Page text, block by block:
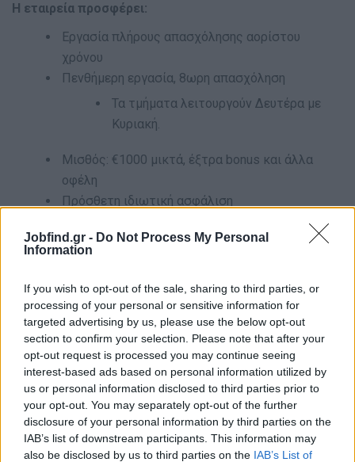
Jobfind.gr - Do Not Process My Personal
Information
If you wish to opt-out of the sale, sharing to third parties, or
processing of your personal or sensitive information for
targeted advertising by us, please use the below opt-out
section to confirm your selection. Please note that after your
opt-out request is processed you may continue seeing
interest-based ads based on personal information utilized by
us or personal information disclosed to third parties prior to
your opt-out. You may separately opt-out of the further
disclosure of your personal information by third parties on the
IAB’s list of downstream participants. This information may
also be disclosed by us to third parties on the IAB’s List of
Η εταιρεία προσφέρει:
Εργασία πλήρους απασχόλησης αορίστου
χρόνου
Πενθήμερη εργασία, 8ωρη απασχόληση
Τα τμήματα λειτουργούν Δευτέρα με
Κυριακή.
Μισθός: €1000 μικτά, έξτρα bonus και άλλα
οφέλη
Πρόσθετη ιδιωτική ασφάλιση
*Τοποθεσία: Κέντρο Αθήνας - Άμεσα προσβάσιμο με τα
Για περισσότερες πληροφορίες μπορείτε να
επικοινωνείτε στο
2310 326664
Σας ενδιαφέρει η θέση;
Μπορείτε να αποστείλετε το βιογραφικό σας στο
cv@jobfind.gr
αναφέροντας στο θέμα "Γαλλόφωνοι Σύμβουλοι